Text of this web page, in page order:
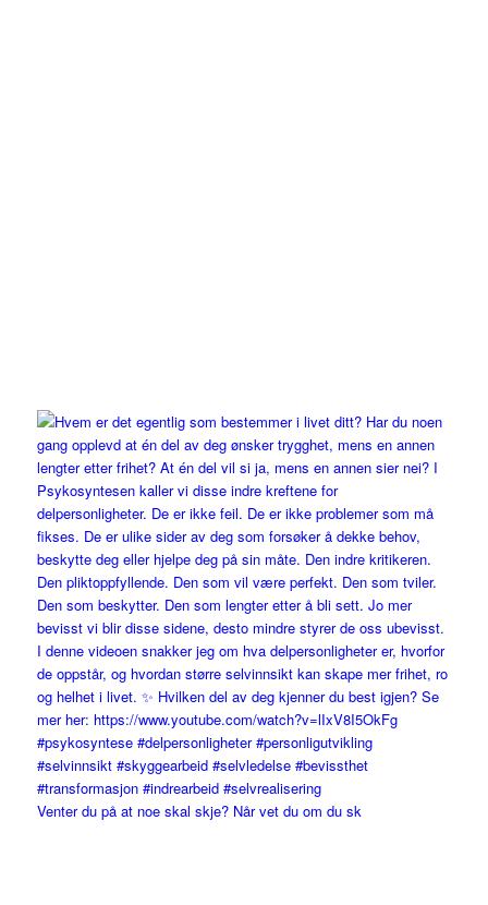
Venter du på at noe skal skje? Når vet du om du sk